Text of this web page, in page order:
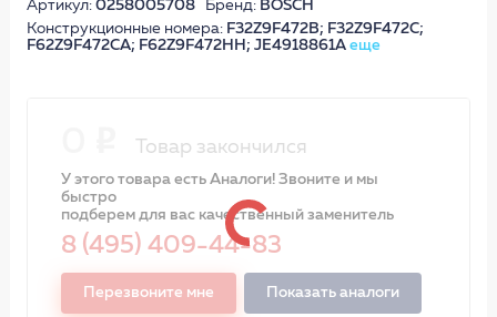
Артикул: 0258005708Бренд: BOSCH
Конструкционные номера: F32Z9F472B; F32Z9F472C;
F62Z9F472CA; F62Z9F472HH; JE4918861A еще
Товар закончился
У этого товара есть Аналоги! Звоните и мы
быстро
подберем для вас качественный заменитель
8 (495) 409-44-83
Перезвоните мне Показать аналоги